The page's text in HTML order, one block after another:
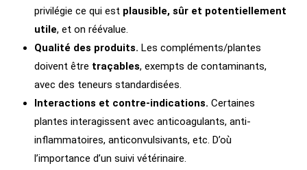
privilégie ce qui est plausible, sûr et potentiellement
utile, et on réévalue.
Qualité des produits. Les compléments/plantes
doivent être traçables, exempts de contaminants,
avec des teneurs standardisées.
Interactions et contre-indications. Certaines
plantes interagissent avec anticoagulants, anti-
inflammatoires, anticonvulsivants, etc. D’où
l’importance d’un suivi vétérinaire.